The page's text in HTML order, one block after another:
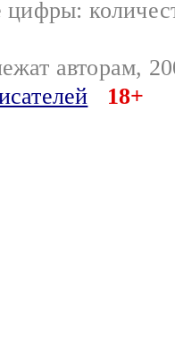
цифры:
авторам,
18+